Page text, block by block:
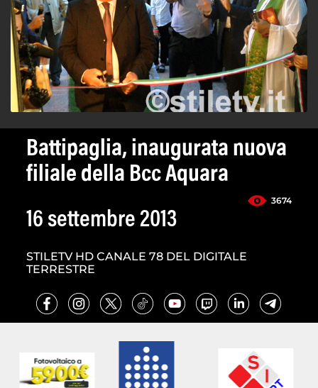
Battipaglia, inaugurata nuova
filiale della Bcc Aquara
3674
16 settembre 2013
STILETV HD CANALE 78 DEL DIGITALE
TERRESTRE